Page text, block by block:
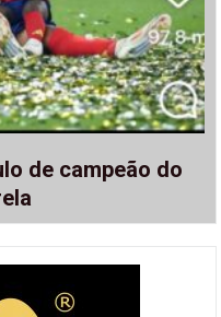
de campeão do